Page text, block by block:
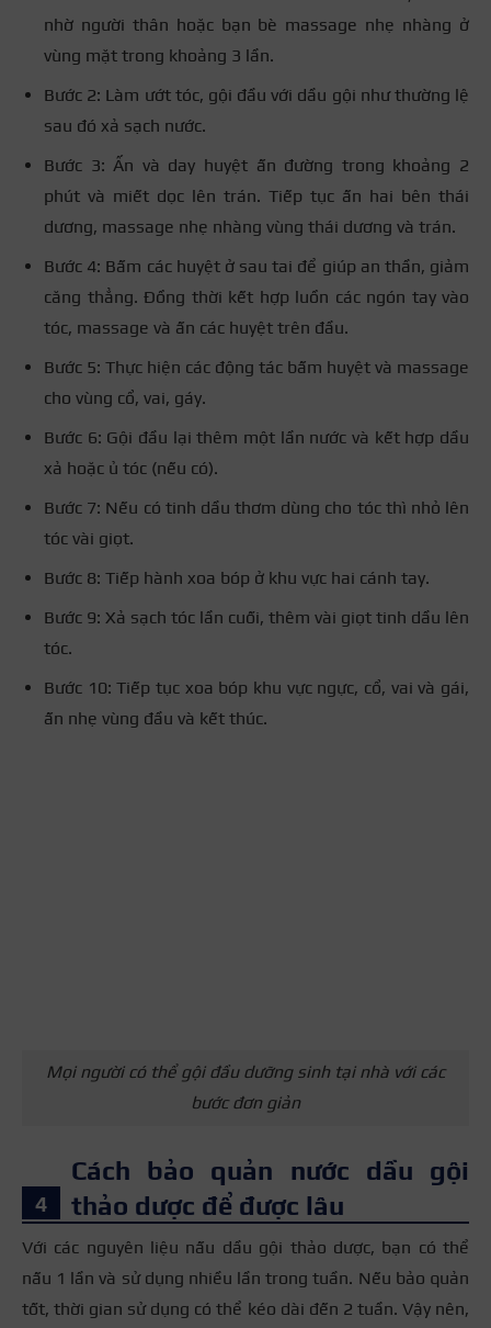
nhờ người thân hoặc bạn bè massage nhẹ nhàng ở
vùng mặt trong khoảng 3 lần.
Bước 2: Làm ướt tóc, gội đầu với dầu gội như thường lệ
sau đó xả sạch nước.
Bước 3: Ấn và day huyệt ấn đường trong khoảng 2
phút và miết dọc lên trán. Tiếp tục ấn hai bên thái
dương, massage nhẹ nhàng vùng thái dương và trán.
Bước 4: Bấm các huyệt ở sau tai để giúp an thần, giảm
căng thẳng. Đồng thời kết hợp luồn các ngón tay vào
tóc, massage và ấn các huyệt trên đầu.
Bước 5: Thực hiện các động tác bấm huyệt và massage
cho vùng cổ, vai, gáy.
Bước 6: Gội đầu lại thêm một lần nước và kết hợp dầu
xả hoặc ủ tóc (nếu có).
Bước 7: Nếu có tinh dầu thơm dùng cho tóc thì nhỏ lên
tóc vài giọt.
Bước 8: Tiếp hành xoa bóp ở khu vực hai cánh tay.
Bước 9: Xả sạch tóc lần cuối, thêm vài giọt tinh dầu lên
tóc.
Bước 10: Tiếp tục xoa bóp khu vực ngực, cổ, vai và gái,
ấn nhẹ vùng đầu và kết thúc.
Mọi người có thể gội đầu dưỡng sinh tại nhà với các
bước đơn giản
Cách bảo quản nước dầu gội
thảo dược để được lâu
Với các nguyên liệu nấu dầu gội thảo dược, bạn có thể
nấu 1 lần và sử dụng nhiều lần trong tuần. Nếu bảo quản
tốt, thời gian sử dụng có thể kéo dài đến 2 tuần. Vậy nên,